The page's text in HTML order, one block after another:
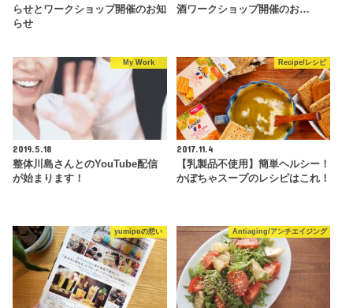
らせとワークショップ開催のお知
らせ
酒ワークショップ開催のお…
My Work
2019.5.18
整体川島さんとのYouTube配信
が始まります！
Recipe/レシピ
2017.11.4
【乳製品不使用】簡単ヘルシー！
かぼちゃスープのレシピはこれ！
yumipoの想い Antiaging/アンチエイジング